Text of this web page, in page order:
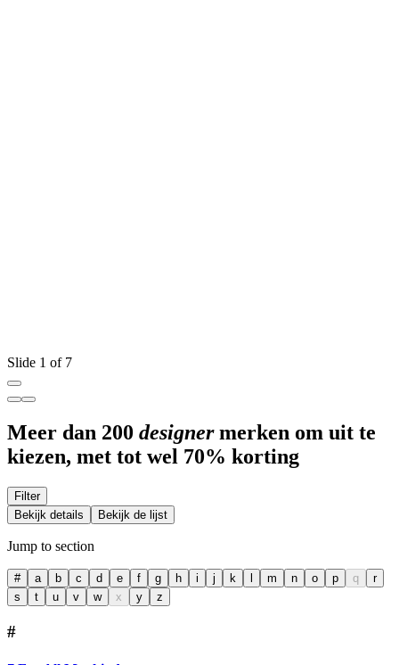
Slide 1 of 7
Meer dan 200 designermerken om uit te
kiezen, met tot wel 70% korting
Filter
Bekijk details
Bekijk de lijst
Jump to section
# a b c d e f g h i j k l m n o p q
r
s
t u v w x y z
#